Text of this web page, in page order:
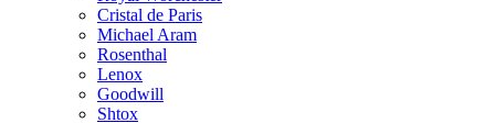
Cristal de Paris
Michael Aram
Rosenthal
Lenox
Goodwill
Shtox